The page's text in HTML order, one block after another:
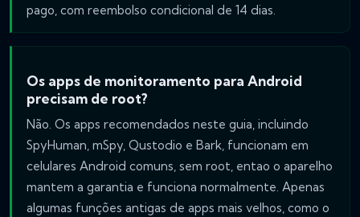
pago, com reembolso condicional de 14 dias.
Os apps de monitoramento para Android
precisam de root?
Não. Os apps recomendados neste guia, incluindo
SpyHuman, mSpy, Qustodio e Bark, funcionam em
celulares Android comuns, sem root, entao o aparelho
mantem a garantia e funciona normalmente. Apenas
algumas funções antigas de apps mais velhos, como o